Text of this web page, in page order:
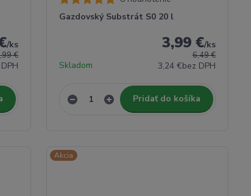
€
/ks
Gazdovský Substrát S0 20 l
6,49 €
3,99 €/ks
3,24 €bez DPH
Skladom
Pridať do košíka
Akcia